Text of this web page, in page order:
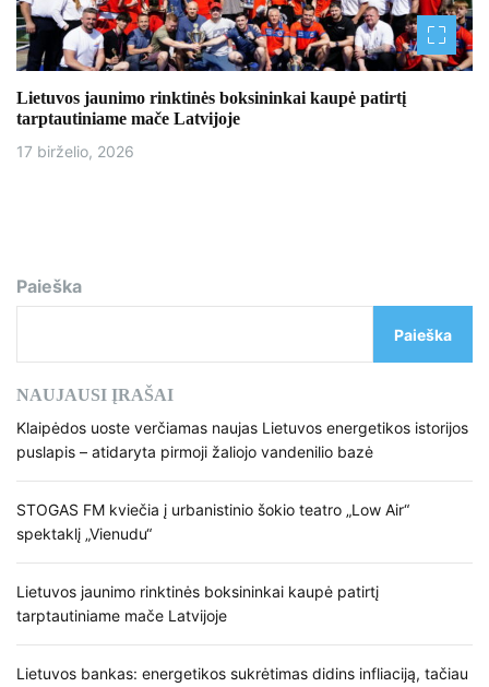
Lietuvos jaunimo rinktinės boksininkai kaupė patirtį
tarptautiniame mače Latvijoje
17 birželio, 2026
Paieška
Paieška
NAUJAUSI ĮRAŠAI
Klaipėdos uoste verčiamas naujas Lietuvos energetikos istorijos
puslapis – atidaryta pirmoji žaliojo vandenilio bazė
STOGAS FM kviečia į urbanistinio šokio teatro „Low Air“
spektaklį „Vienudu“
Lietuvos jaunimo rinktinės boksininkai kaupė patirtį
tarptautiniame mače Latvijoje
Lietuvos bankas: energetikos sukrėtimas didins infliaciją, tačiau